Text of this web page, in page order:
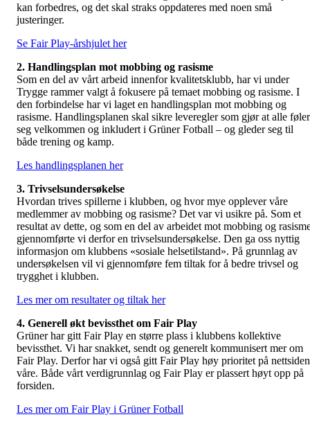
kan forbedres, og det skal straks oppdateres med noen små
justeringer.
Se Fair Play-årshjulet her
2. Handlingsplan mot mobbing og rasisme
Som en del av vårt arbeid innenfor kvalitetsklubb, har vi under
Trygge rammer valgt å fokusere på temaet mobbing og rasisme. I
den forbindelse har vi laget en handlingsplan mot mobbing og
rasisme. Handlingsplanen skal sikre leveregler som gjør at alle føler
seg velkommen og inkludert i Grüner Fotball – og gleder seg til
både trening og kamp.
Les handlingsplanen her
3. Trivselsundersøkelse
Hvordan trives spillerne i klubben, og hvor mye opplever våre
medlemmer av mobbing og rasisme? Det var vi usikre på. Som et
resultat av dette, og som en del av arbeidet mot mobbing og
gjennomførte vi derfor en trivselsundersøkelse. Den ga oss nyttig
informasjon om klubbens «sosiale helsetilstand». På grunnlag av
undersøkelsen vil vi gjennomføre fem tiltak for å bedre trivsel og
trygghet i klubben.
Les mer om resultater og tiltak her
4. Generell økt bevissthet om Fair Play
Grüner har gitt Fair Play en større plass i klubbens kollektive
bevissthet. Vi har snakket, sendt og generelt kommunisert mer om
Fair Play. Derfor har vi også gitt Fair Play høy prioritet på
våre. Både vårt verdigrunnlag og Fair Play er plassert høyt opp på
forsiden.
Les mer om Fair Play i Grüner Fotball